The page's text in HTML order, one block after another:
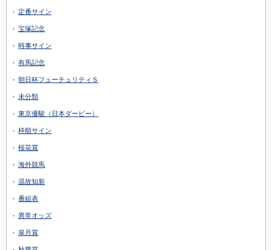
定番サイン
宝塚記念
時事サイン
有馬記念
朝日杯フューチュリティＳ
未分類
東京優駿（日本ダービー）
枠順サイン
桜花賞
海外競馬
温故知新
番組表
異常オッズ
皐月賞